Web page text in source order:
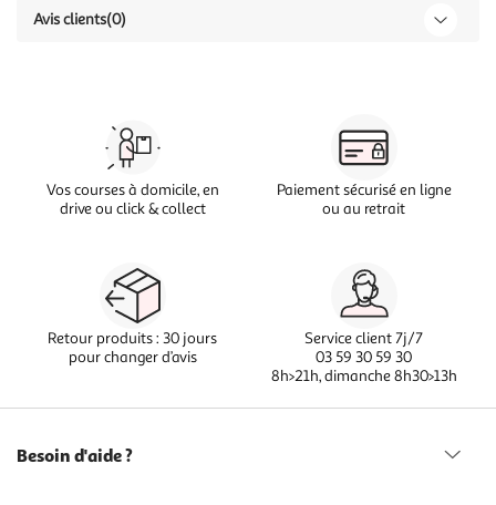
Avis clients(0)
Vos courses à domicile, en
drive ou click & collect
Paiement sécurisé en ligne
ou au retrait
Retour produits : 30 jours
pour changer d’avis
Service client 7j/7
03 59 30 59 30
8h>21h, dimanche 8h30>13h
Besoin d'aide ?